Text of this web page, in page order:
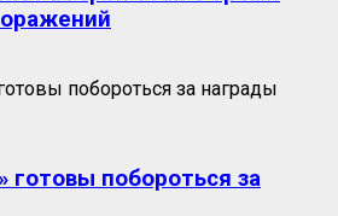
готовы побороться за